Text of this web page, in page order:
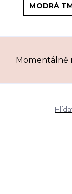
Momentálně